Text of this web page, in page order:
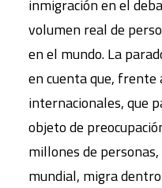
inmigración en el
volumen real de
en el mundo. La
en cuenta que,
internacionales, que
objeto de
millones de
mundial, migra